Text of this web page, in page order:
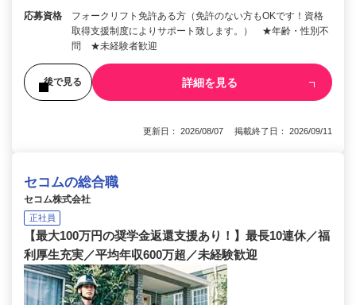
応募資格
フォークリフト免許ある方（免許のない方もOKです！資格
取得支援制度によりサポート致します。） ★年齢・性別不
問 ★未経験者歓迎
後で見る 詳細を見る
更新日： 2026/08/07 掲載終了日： 2026/09/11
セコムの総合職
セコム株式会社
正社員
【最大100万円の奨学金返還支援あり！】最長10連休／福
利厚生充実／平均年収600万超／未経験歓迎